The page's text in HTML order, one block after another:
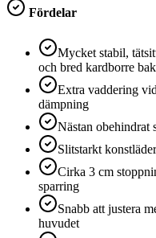
Fördelar
Mycket stabil,
och bred kardborre bak
Extra vaddering
dämpning
Nästan obehindrat
Slitstarkt
Cirka 3 cm
sparring
Snabb att justera
huvudet